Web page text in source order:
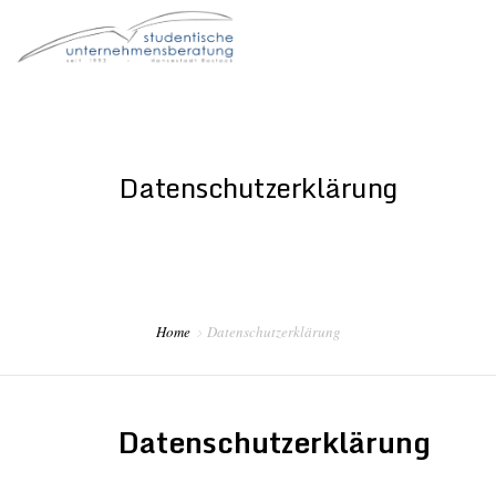
FÜR STUDIERENDEDatenschutzerklärung
Home Datenschutzerklärung
Datenschutzerklärung